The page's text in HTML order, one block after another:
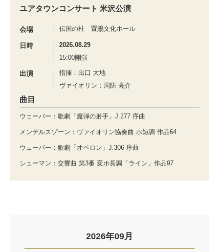
ユアタウンコンサート 米沢公演
会場 伝国の杜 置賜文化ホール
日時
2026.08.29
15:00開演
出演
指揮：出口 大地
ヴァイオリン：周防 亮介
曲目
ウェーバー：歌劇「魔弾の射手」J.277 序曲
メンデルスゾーン：ヴァイオリン協奏曲 ホ短調 作品64
ウェーバー：歌劇「オベロン」J.306 序曲
シューマン：交響曲 第3番 変ホ長調「ライン」作品97
2026年09月